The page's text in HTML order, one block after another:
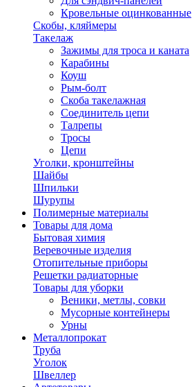
Кровельные оцинкованные
Скобы, кляймеры
Такелаж
Зажимы для троса и каната
Карабины
Коуш
Рым-болт
Скоба такелажная
Соединитель цепи
Талрепы
Тросы
Цепи
Уголки, кронштейны
Шайбы
Шпильки
Шурупы
Полимерные материалы
Товары для дома
Бытовая химия
Веревочные изделия
Отопительные приборы
Решетки радиаторные
Товары для уборки
Веники, метлы, совки
Мусорные контейнеры
Урны
Металлопрокат
Труба
Уголок
Швеллер